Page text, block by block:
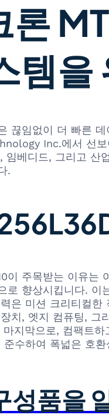
론
템을
끊임없이 더 빠른
Inc.에서 선
임베디드, 그리고 산
.
이 주목받는 이유는
로 향상시킵니다.
은 미션 크리티컬
치, 엣지 컴퓨팅, 그
지막으로, 컴팩트
수하여 폭넓은 호
성품을